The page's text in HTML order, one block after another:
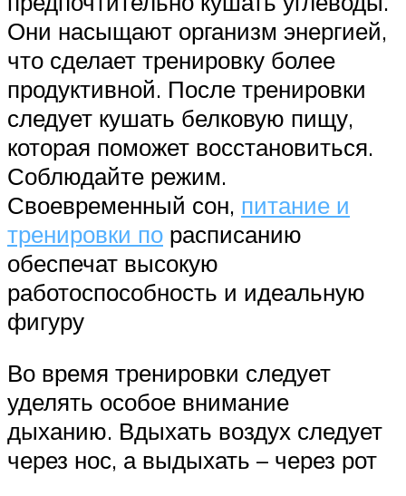
Они насыщают организм энергией,
что сделает тренировку более
продуктивной. После тренировки
следует кушать белковую пищу,
которая поможет восстановиться.
Соблюдайте режим.
Своевременный сон, питание и
тренировки по расписанию
обеспечат высокую
работоспособность и идеальную
фигуру
Во время тренировки следует
уделять особое внимание
дыханию. Вдыхать воздух следует
через нос, а выдыхать – через рот